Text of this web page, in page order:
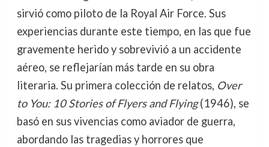
sirvió como piloto de la Royal Air Force. Sus
experiencias durante este tiempo, en las que fue
gravemente herido y sobrevivió a un accidente
aéreo, se reflejarían más tarde en su obra
literaria. Su primera colección de relatos, Over
to You: 10 Stories of Flyers and Flying(1946), se
basó en sus vivencias como aviador de guerra,
abordando las tragedias y horrores que